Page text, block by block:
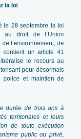
la loi
le 28 septembre la loi
au droit de l’Union
l’environnement, de
contient un article 41
le recours au
pour désormais
police et maintien de
durée de trois ans à
territoriales et leurs
de toute exécution
public ou privé,